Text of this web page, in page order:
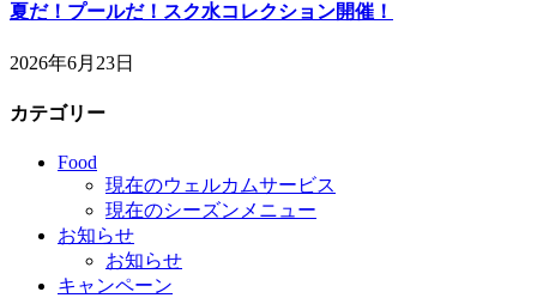
夏だ！プールだ！スク水コレクション開催！
2026年6月23日
カテゴリー
Food
現在のウェルカムサービス
現在のシーズンメニュー
お知らせ
お知らせ
キャンペーン